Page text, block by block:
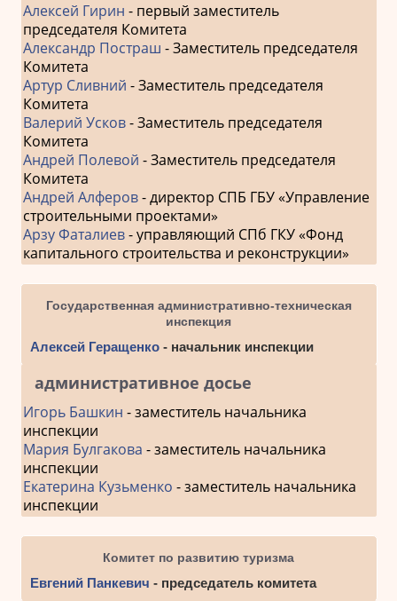
Алексей Гирин - первый заместитель
председателя Комитета
Александр Постраш - Заместитель председателя
Комитета
Артур Сливний - Заместитель председателя
Комитета
Валерий Усков- Заместитель председателя
Комитета
Андрей Полевой - Заместитель председателя
Комитета
Андрей Алферов- директор СПБ ГБУ «Управление
строительными проектами»
Арзу Фаталиев- управляющий СПб ГКУ «Фонд
капитального строительства и реконструкции»
Государственная административно-техническая
инспекция
Алексей Геращенко- начальник инспекции
административное досье
Игорь Башкин - заместитель начальника
инспекции
Мария Булгакова - заместитель начальника
инспекции
Екатерина Кузьменко - заместитель начальника
инспекции
Комитет по развитию туризма
Евгений Панкевич - председатель комитета